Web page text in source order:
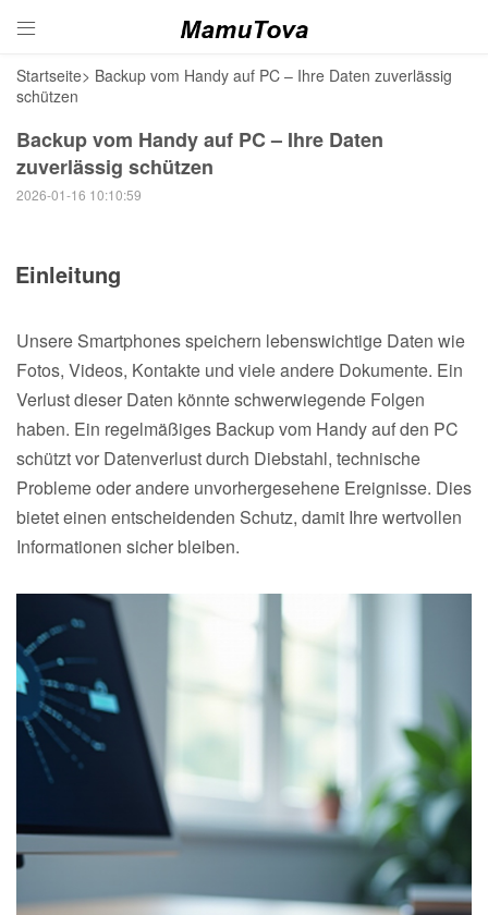

Startseite> Backup vom Handy auf PC – Ihre Daten zuverlässig
schützen
Backup vom Handy auf PC – Ihre Daten
zuverlässig schützen
2026-01-16 10:10:59
Einleitung
Unsere Smartphones speichern lebenswichtige Daten wie
Fotos, Videos, Kontakte und viele andere Dokumente. Ein
Verlust dieser Daten könnte schwerwiegende Folgen
haben. Ein regelmäßiges Backup vom Handy auf den PC
schützt vor Datenverlust durch Diebstahl, technische
Probleme oder andere unvorhergesehene Ereignisse. Dies
bietet einen entscheidenden Schutz, damit Ihre wertvollen
Informationen sicher bleiben.